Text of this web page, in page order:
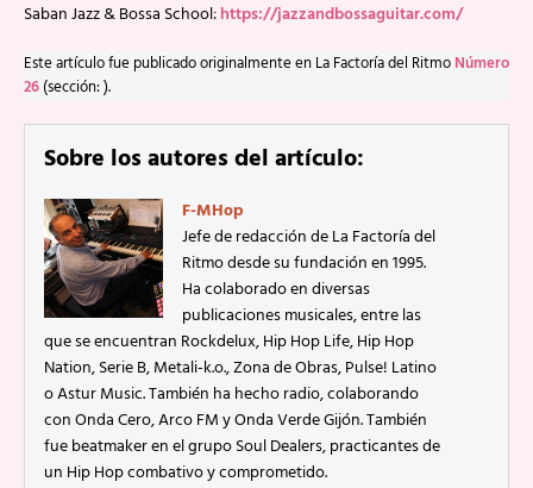
Saban Jazz & Bossa School:https://jazzandbossaguitar.com/
Este artículo fue publicado originalmente en La Factoría del Ritmo Número
26 (sección: ).
Sobre los autores del artículo:
F-MHop
Jefe de redacción de La Factoría del
Ritmo desde su fundación en 1995.
Ha colaborado en diversas
publicaciones musicales, entre las
que se encuentran Rockdelux, Hip Hop Life, Hip Hop
Nation, Serie B, Metali-k.o., Zona de Obras, Pulse! Latino
o Astur Music. También ha hecho radio, colaborando
con Onda Cero, Arco FM y Onda Verde Gijón. También
fue beatmaker en el grupo Soul Dealers, practicantes de
un Hip Hop combativo y comprometido.